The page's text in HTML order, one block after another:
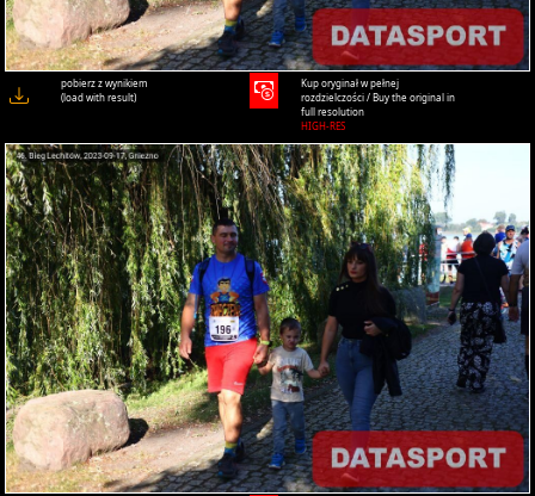
pobierz z wynikiem
(load with result)
Kup oryginał w pełnej
rozdzielczości / Buy the original in
full resolution
HIGH-RES